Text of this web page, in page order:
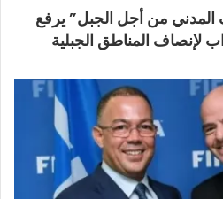
“الائتلاف المدني من أجل الجبل” يرفع
لإنصاف المناطق الجبلية